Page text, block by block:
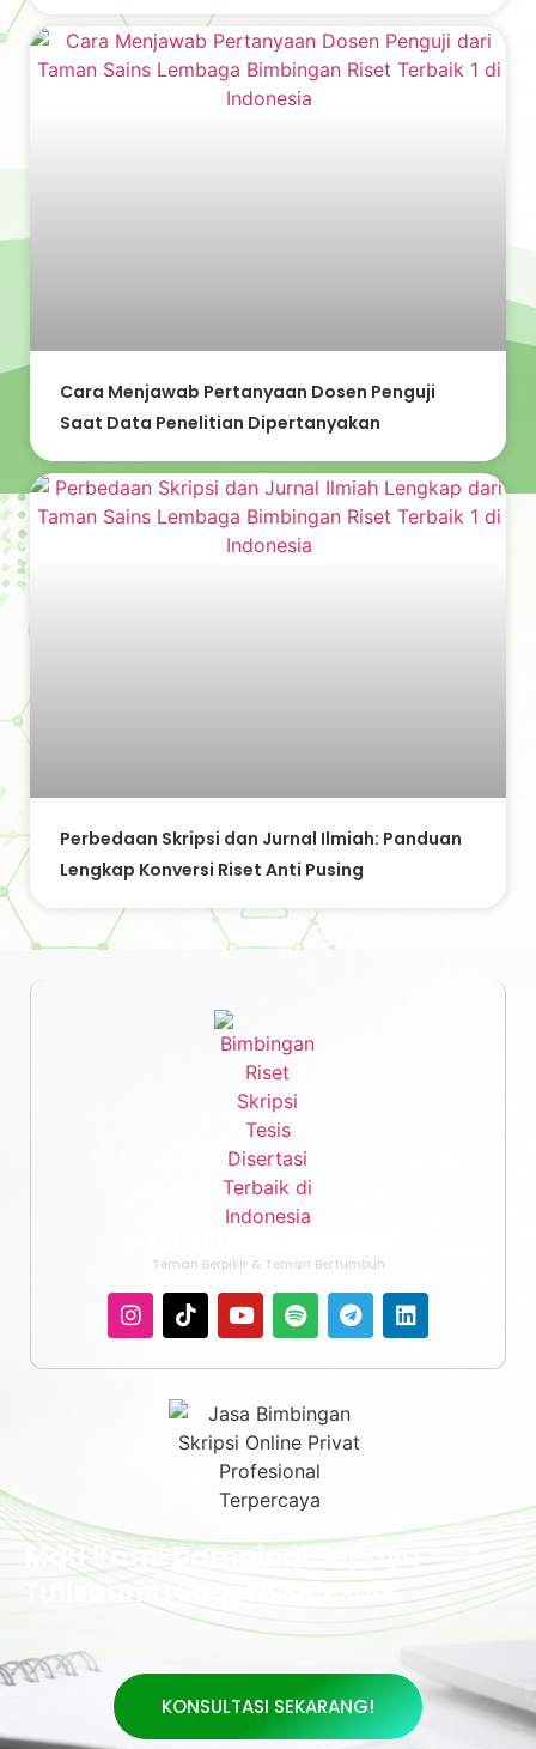
Cara Menjawab Pertanyaan Dosen Penguji
Saat Data Penelitian Dipertanyakan
Perbedaan Skripsi dan Jurnal Ilmiah: Panduan
Lengkap Konversi Riset Anti Pusing
Teman Berpikir & Teman Bertumbuh
Mau Kami Dampingi Supaya
Tulisanmu Segera Selesai?
KONSULTASI SEKARANG!